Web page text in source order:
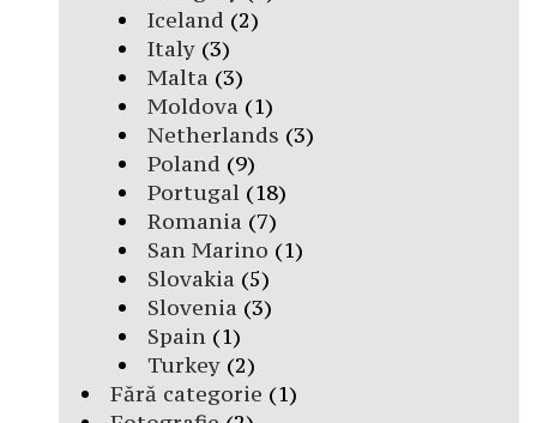
Iceland (2)
Italy(3)
Malta (3)
Moldova (1)
Netherlands (3)
Poland (9)
Portugal(18)
Romania (7)
San Marino (1)
Slovakia (5)
Slovenia (3)
Spain(1)
Turkey(2)
Fără categorie (1)